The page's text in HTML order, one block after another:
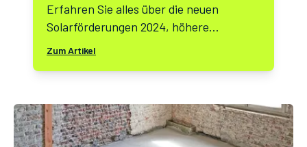
Erfahren Sie alles über die neuen
Solarförderungen 2024, höhere
Einspeisevergütungen und Zuschüsse für
Zum Artikel